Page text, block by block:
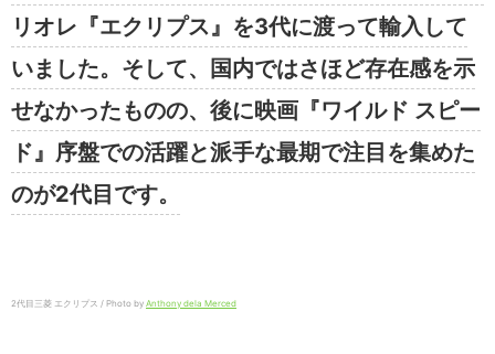
リオレ『エクリプス』を3代に渡って輸入して
いました。そして、国内ではさほど存在感を示
せなかったものの、後に映画『ワイルド スピー
ド』序盤での活躍と派手な最期で注目を集めた
のが2代目です。
2代目三菱 エクリプス / Photo by Anthony dela Merced